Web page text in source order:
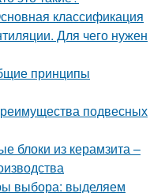
классификация
Для чего нужен
принципы
подвесных
блоки из керамзита –
выбора: выделяем